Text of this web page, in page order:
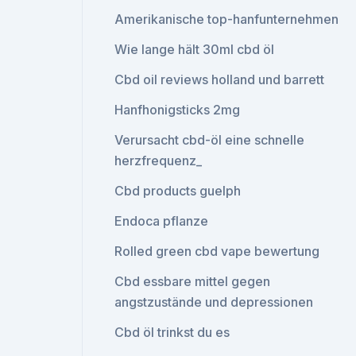
Amerikanische top-hanfunternehmen
Wie lange hält 30ml cbd öl
Cbd oil reviews holland und barrett
Hanfhonigsticks 2mg
Verursacht cbd-öl eine schnelle
herzfrequenz_
Cbd products guelph
Endoca pflanze
Rolled green cbd vape bewertung
Cbd essbare mittel gegen
angstzustände und depressionen
Cbd öl trinkst du es